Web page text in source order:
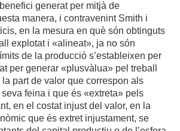
generat per mitjà de
manera, i contravenint Smith i
en la mesura en què són obtinguts
explotat i «alineat», ja no són
de la producció s’estableixen per
per generar «plusvàlua» pel treball
la part de valor que correspon als
feina i que és «extreta» pels
en el costat injust del valor, en la
que és extret injustament, se